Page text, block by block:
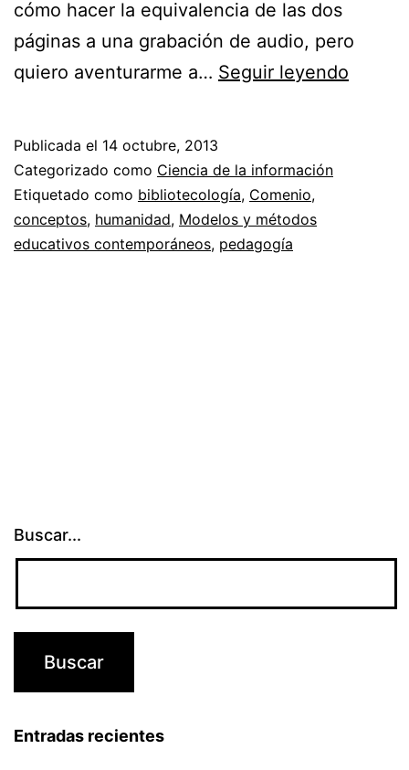
cómo hacer la equivalencia de las dos
páginas a una grabación de audio, pero
quiero aventurarme a… Seguir leyendo
Publicada el 14 octubre, 2013
Categorizado como Ciencia de la información
Etiquetado como bibliotecología, Comenio,
conceptos, humanidad, Modelos y métodos
educativos contemporáneos, pedagogía
Buscar...
Entradas recientes